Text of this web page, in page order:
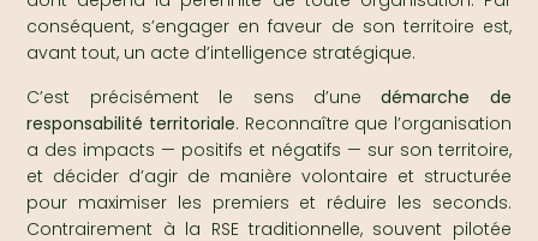
conséquent, s’engager en faveur de son territoire est,
avant tout, un acte d’intelligence stratégique.
C’est précisément le sens d’unedémarche de
responsabilité territoriale. Reconnaître que l’organisation
a des impacts — positifs et négatifs — sur son territoire,
et décider d’agir de manière volontaire et structurée
pour maximiser les premiers et réduire les seconds.
Contrairement à la RSE traditionnelle, souvent pilotée